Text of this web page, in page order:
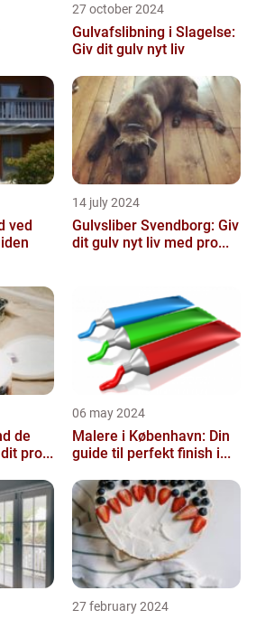
27 october 2024
Gulvafslibning i Slagelse:
Giv dit gulv nyt liv
ved
14 july 2024
Gulvsliber Svendborg: Giv
dit gulv nyt liv med pro...
de
pro...
06 may 2024
Malere i København: Din
guide til perfekt finish i...
27 february 2024